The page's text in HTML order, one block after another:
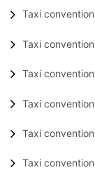
Taxi
Taxi
Taxi
Taxi
Taxi
Taxi